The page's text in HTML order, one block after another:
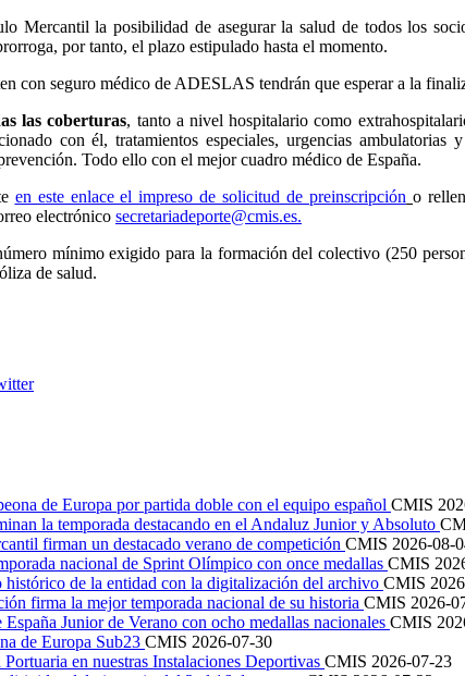
Mercantil la posibilidad de asegurar la salud de todos los
por tanto, el plazo estipulado hasta el momento.
con seguro médico de ADESLAS tendrán que esperar a la
las coberturas, tanto a nivel hospitalario como
con él, tratamientos especiales, urgencias
Todo ello con el mejor cuadro médico de España.
en este enlace el impreso de solicitud de preinscripción o
electrónico secretariadeporte@cmis.es.
mínimo exigido para la formación del colectivo (250
de salud.
de Europa por partida doble con el equipo español CMIS
la temporada destacando en el Andaluz Junior y Absoluto
firman un destacado verano de competición CMIS 2026-08-
nacional de Sprint Olímpico con once medallas CMIS
histórico de la entidad con la digitalización del archivo CMIS
firma la mejor temporada nacional de su historia CMIS 2026-
Junior de Verano con ocho medallas nacionales CMIS
de Europa Sub23 CMIS 2026-07-30
en nuestras Instalaciones Deportivas CMIS 2026-07-23